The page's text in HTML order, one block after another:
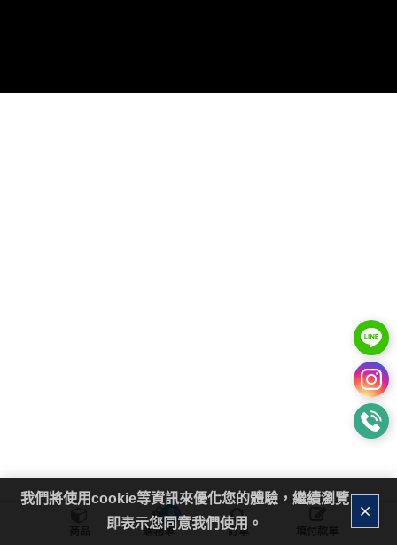
購物車
訂單
我們將使用cookie等資訊來優化您的體驗，繼續瀏覽
即表示您同意我們使用。